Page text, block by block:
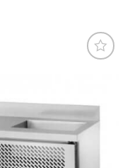
alla lista
dei
desideri